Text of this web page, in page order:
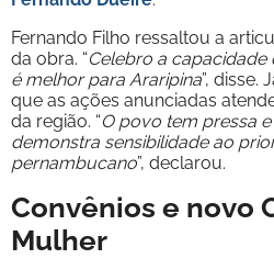
Fernando Filho ressaltou a
da obra. “Celebro a
é melhor para Araripina”, disse.
que as ações anunciadas
da região. “O povo tem pressa
demonstra sensibilidade ao
pernambucano”, declarou.
Convênios e novo
Mulher